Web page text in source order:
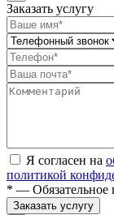
Заказать услугу
Я согласен на
политикой
* — Обязательное
Заказать услугу